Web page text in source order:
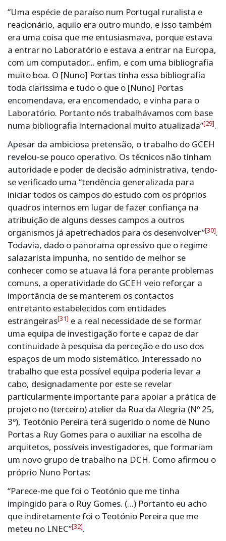
“Uma espécie de paraíso num Portugal ruralista e
reacionário, aquilo era outro mundo, e isso também
era uma coisa que me entusiasmava, porque estava
a entrar no Laboratório e estava a entrar na Europa,
com um computador… enfim, e com uma bibliografia
muito boa. O [Nuno] Portas tinha essa bibliografia
toda claríssima e tudo o que o [Nuno] Portas
encomendava, era encomendado, e vinha para o
Laboratório. Portanto nós trabalhávamos com base
numa bibliografia internacional muito atualizada”[29].
Apesar da ambiciosa pretensão, o trabalho do GCEH
revelou-se pouco operativo. Os técnicos não tinham
autoridade e poder de decisão administrativa, tendo-
se verificado uma “tendência generalizada para
iniciar todos os campos do estudo com os próprios
quadros internos em lugar de fazer confiança na
atribuição de alguns desses campos a outros
organismos já apetrechados para os desenvolver”[30].
Todavia, dado o panorama opressivo que o regime
salazarista impunha, no sentido de melhor se
conhecer como se atuava lá fora perante problemas
comuns, a operatividade do GCEH veio reforçar a
importância de se manterem os contactos
entretanto estabelecidos com entidades
estrangeiras[31] e a real necessidade de se formar
uma equipa de investigação forte e capaz de dar
continuidade à pesquisa da perceção e do uso dos
espaços de um modo sistemático. Interessado no
trabalho que esta possível equipa poderia levar a
cabo, designadamente por este se revelar
particularmente importante para apoiar a prática de
projeto no (terceiro) atelier da Rua da Alegria (Nº 25,
3º), Teotónio Pereira terá sugerido o nome de Nuno
Portas a Ruy Gomes para o auxiliar na escolha de
arquitetos, possíveis investigadores, que formariam
um novo grupo de trabalho na DCH. Como afirmou o
próprio Nuno Portas:
“Parece-me que foi o Teotónio que me tinha
impingido para o Ruy Gomes. (…) Portanto eu acho
que indiretamente foi o Teotónio Pereira que me
meteu no LNEC”[32].